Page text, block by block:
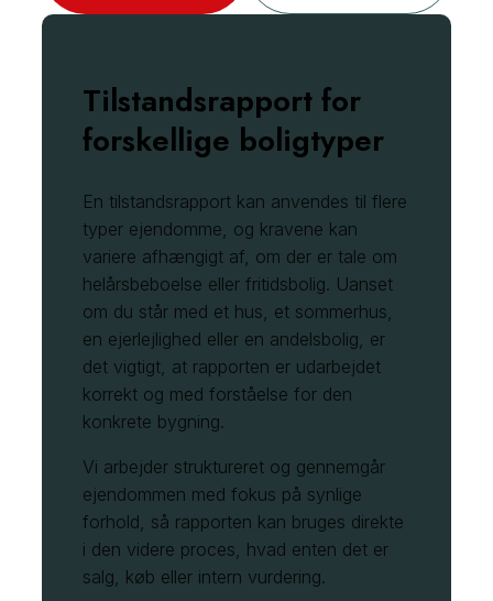
Tilstandsrapport for
forskellige boligtyper
En tilstandsrapport kan anvendes til flere
typer ejendomme, og kravene kan
variere afhængigt af, om der er tale om
helårsbeboelse eller fritidsbolig. Uanset
om du står med et hus, et sommerhus,
en ejerlejlighed eller en andelsbolig, er
det vigtigt, at rapporten er udarbejdet
korrekt og med forståelse for den
konkrete bygning.
Vi arbejder struktureret og gennemgår
ejendommen med fokus på synlige
forhold, så rapporten kan bruges direkte
i den videre proces, hvad enten det er
salg, køb eller intern vurdering.